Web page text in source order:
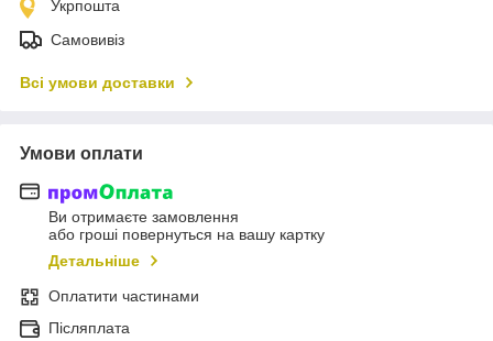
Укрпошта
Самовивіз
Всі умови доставки
Умови оплати
Ви отримаєте замовлення
або гроші повернуться на вашу картку
Детальніше
Оплатити частинами
Післяплата